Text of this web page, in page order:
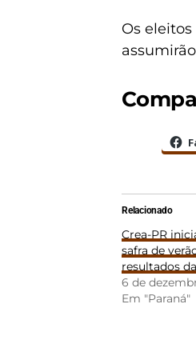
Os
Relacionado
Crea-PR
safra de
resultados
6 de
Em "Paraná"